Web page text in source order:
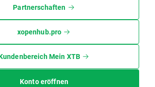
Partnerschaften
xopenhub.pro
Mein XTB
Konto eröffnen